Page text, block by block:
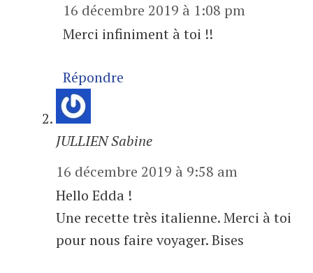
16 décembre 2019 à 1:08 pm
Merci infiniment à toi !!
Répondre
JULLIEN Sabine
16 décembre 2019 à 9:58 am
Hello Edda !
Une recette très italienne. Merci à toi
pour nous faire voyager. Bises